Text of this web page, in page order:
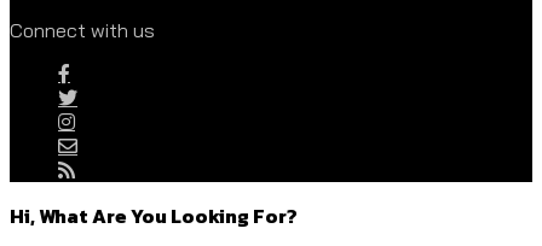
Connect with us
Hi, What Are You Looking For?